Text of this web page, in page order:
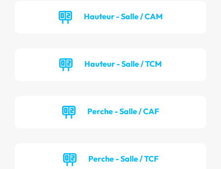
Hauteur - Salle / CAM
Hauteur - Salle / TCM
Perche - Salle / CAF
Perche - Salle / TCF